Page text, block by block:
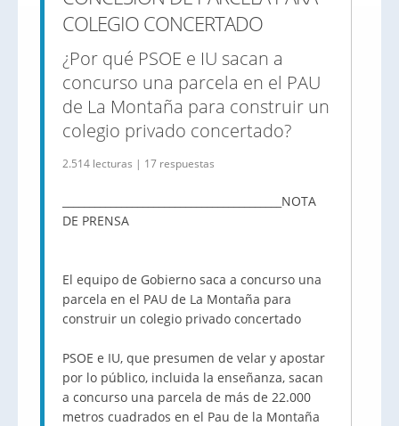
COLEGIO CONCERTADO
¿Por qué PSOE e IU sacan a
concurso una parcela en el PAU
de La Montaña para construir un
colegio privado concertado?
2.514 lecturas | 17 respuestas
_________________________________________NOTA
DE PRENSA
El equipo de Gobierno saca a concurso una
parcela en el PAU de La Montaña para
construir un colegio privado concertado
PSOE e IU, que presumen de velar y apostar
por lo público, incluida la enseñanza, sacan
a concurso una parcela de más de 22.000
metros cuadrados en el Pau de la Montaña